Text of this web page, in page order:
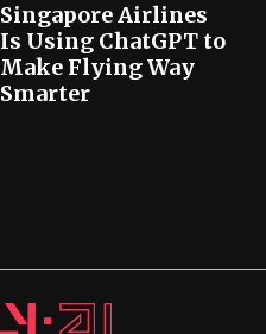
Singapore Airlines
Is Using ChatGPT to
Make Flying Way
Smarter